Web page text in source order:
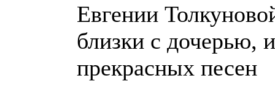
Евгении
близки с дочерью,
прекрасных песен